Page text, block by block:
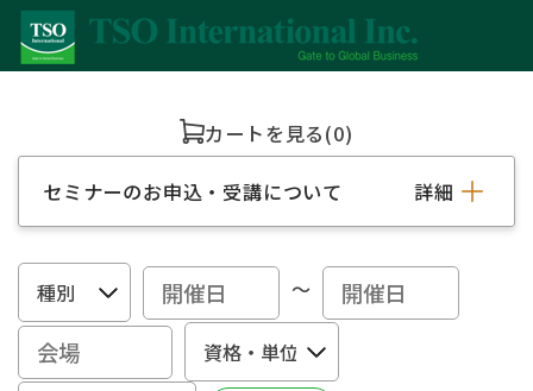
カートを見る(0)
セミナーのお申込・受講について 詳細
～